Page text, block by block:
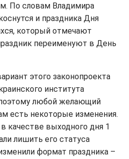
По словам Владимира
и праздника Дня
который отмечают
переименуют в День
этого законопроекта
института
любой желающий
есть некоторые изменения.
качестве выходного дня 1
лишить его статуса
формат праздника –